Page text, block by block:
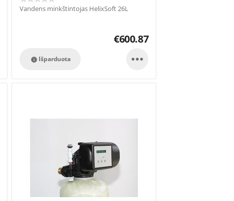
Vandens minkštintojas HelixSoft 26L
€600.87
Išparduota
 